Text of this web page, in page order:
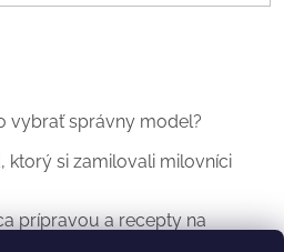
vybrať správny model?
ktorý si zamilovali milovníci
prípravou a recepty na